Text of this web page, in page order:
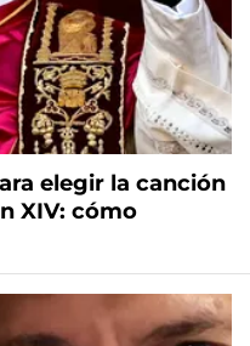
elegir la canción
XIV: cómo